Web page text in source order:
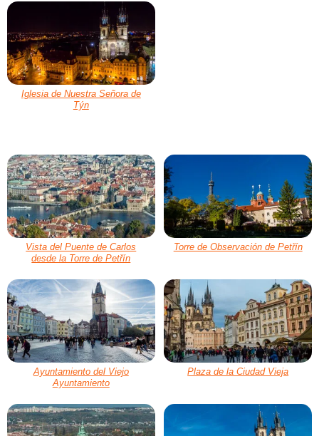
Iglesia de Nuestra Señora de
Týn
Vista del Puente de Carlos
desde la Torre de Petřín
Torre de Observación de Petřín
Ayuntamiento del Viejo
Ayuntamiento
Plaza de la Ciudad Vieja